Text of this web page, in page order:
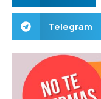
Telegram